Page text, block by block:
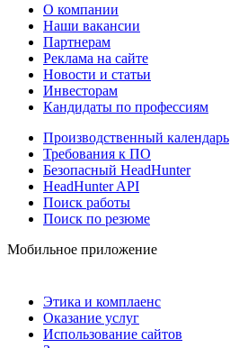
О компании
Наши вакансии
Партнерам
Реклама на сайте
Новости и статьи
Инвесторам
Кандидаты по профессиям
Производственный календарь
Требования к ПО
Безопасный HeadHunter
HeadHunter API
Поиск работы
Поиск по резюме
Мобильное приложение
Этика и комплаенс
Оказание услуг
Использование сайтов